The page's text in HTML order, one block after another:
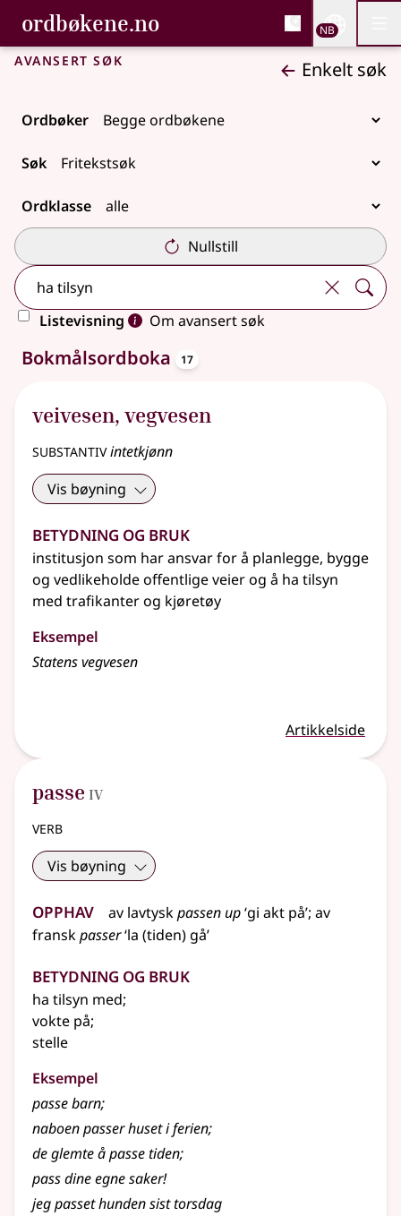
Gå til hovedinnhold
Tilgjengelighet
ordbøkene.no, Bokmålsordboka og
Bokmålsordboka og Nynorskordboka
NB
Avansert søk Enkelt søk
Ordbøker
Søk
Ordklasse
Nullstill
Listevisning
Om avansert søk
33 treff
Bokmålsordboka 17
veivesen, vegvesen
substantivintetkjønn
Vis bøyning
Betydning og bruk
institusjon som har ansvar for å planlegge, bygge
og vedlikeholde offentlige veier og å ha tilsyn
med trafikanter og kjøretøy
Eksempel
Statens vegvesen
Artikkelside
passe 4
IV
verb
Vis bøyning
Opphav av lavtyskpassen up‘gi akt på’; av
franskpasser‘la (tiden) gå’
Betydning og bruk
ha tilsyn med;
vokte på;
stelle
Eksempel
passebarn;
naboen passer huset i ferien;
de glemte å passe tiden;
pass dine egne saker!
jeg passet hunden sist torsdag